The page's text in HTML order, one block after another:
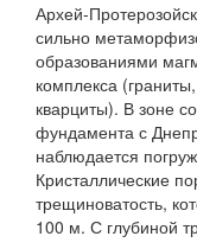
Архей-
сильно
образованиями
комплекса
кварциты). В зоне
фундамента с
наблюдается
Кристаллические
трещиноватость,
100 м. С глубиной